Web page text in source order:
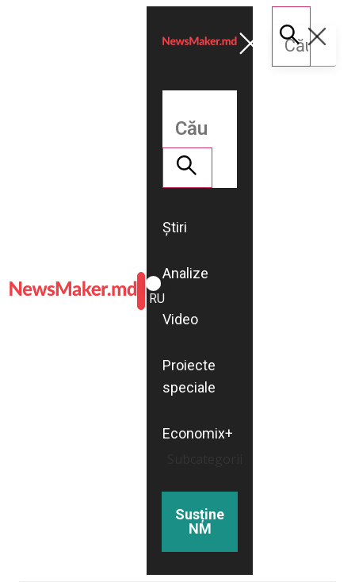
ROMÂNĂ
RU
Știri
Analize
Video
Proiecte
speciale
Economix+
Susține
NM